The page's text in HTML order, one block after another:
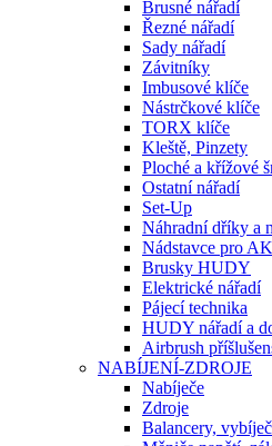
Brusné nářadí
Řezné nářadí
Sady nářadí
Závitníky
Imbusové klíče
Nástrčkové klíče
TORX klíče
Kleště, Pinzety
Ploché a křížové
Ostatní nářadí
Set-Up
Náhradní dříky a
Nádstavce pro
Brusky HUDY
Elektrické nářadí
Pájecí technika
HUDY nářadí a
Airbrush
NABÍJENÍ-ZDROJE
Nabíječe
Zdroje
Balancery,